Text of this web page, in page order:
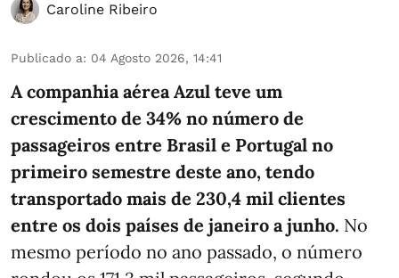
Caroline Ribeiro
Publicado a: 04 Agosto 2026, 14:41
A companhia aérea Azul teve um
crescimento de 34% no número de
passageiros entre Brasil e Portugal no
primeiro semestre deste ano, tendo
transportado mais de 230,4 mil clientes
entre os dois países de janeiro a junho. No
mesmo período no ano passado, o número